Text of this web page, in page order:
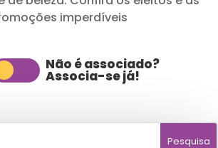
imperdíveis
Não é associado?
Associa-se já!